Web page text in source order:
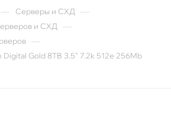
Серверы и СХД
и СХД
Gold 8TB 3.5" 7.2k 512e 256Mb